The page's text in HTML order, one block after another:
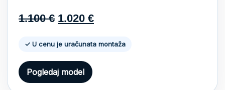
1.100€ Original
1.100 €.
1.020 €Current
✓ U cenu je uračunata montaža
Pogledaj model